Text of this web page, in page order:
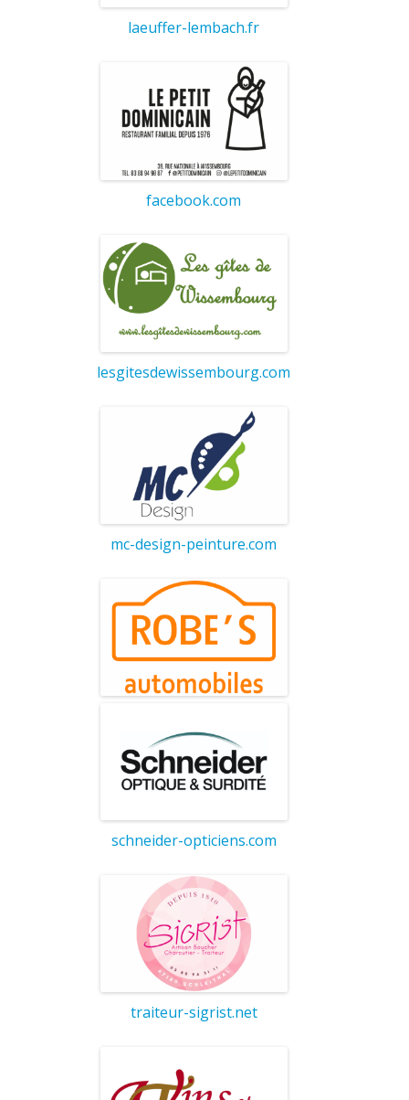
laeuffer-lembach.fr
facebook.com
lesgitesdewissembourg.com
mc-design-peinture.com
schneider-opticiens.com
traiteur-sigrist.net